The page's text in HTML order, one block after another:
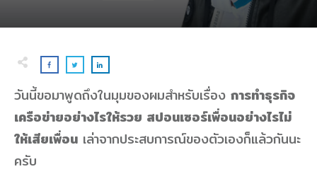
วันนี้ขอมาพูดถึงในมุมของผมสำหรับเรื่อง การทำธุรกิจ
เครือข่ายอย่างไรให้รวย สปอนเซอร์เพื่อนอย่างไรไม่
ให้เสียเพื่อน เล่าจากประสบการณ์ของตัวเองก็แล้วกันนะ
ครับ